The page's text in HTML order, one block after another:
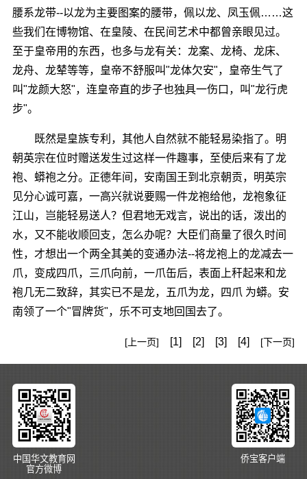
腰系龙带--以龙为主要图案的腰带，佩以龙、凤玉佩……这
些我们在博物馆、在皇陵、在民间艺术中都曾亲眼见过。
至于皇帝用的东西，也多与龙有关：龙案、龙椅、龙床、
龙舟、龙辇等等，皇帝不舒服叫"龙体欠安"，皇帝生气了
叫"龙颜大怒"，连皇帝直的步子也独具一伤口，叫"龙行虎
步"。
既然是皇族专利，其他人自然就不能轻易染指了。明
朝英宗在位时赠送发生过这样一件趣事，至使后来有了龙
袍、蟒袍之分。正德年间，安南国王到北京朝贡，明英宗
见分心诚可嘉，一高兴就说要赐一件龙袍给他，龙袍象征
江山，岂能轻易送人？但君地无戏言，说出的话，泼出的
水，又不能收顺回支，怎么办呢？大臣们商量了很久时间
性，才想出一个两全其美的变通办法--将龙袍上的龙减去一
爪，变成四爪，三爪向前，一爪缶后，表面上秆起来和龙
袍几无二致辞，其实已不是龙，五爪为龙，四爪 为蟒。安
南领了一个"冒牌货"，乐不可支地回国去了。
[上一页] [1] [2] [3] [4] [下一页]
中国华文教育网
官方微博
侨宝客户端